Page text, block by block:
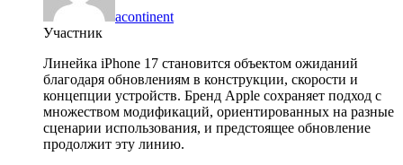
acontinent
Участник
Линейка iPhone 17 становится объектом ожиданий
благодаря обновлениям в конструкции, скорости и
концепции устройств. Бренд Apple сохраняет подход с
множеством модификаций, ориентированных на разные
сценарии использования, и предстоящее обновление
продолжит эту линию.